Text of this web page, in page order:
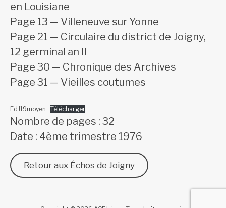
en Louisiane
Page 13 — Villeneuve sur Yonne
Page 21 — Circulaire du district de Joigny,
12 germinal an II
Page 30 — Chronique des Archives
Page 31 — Vieilles coutumes
EdJ19moyen Télécharger
Nombre de pages : 32
Date : 4ème trimestre 1976
Retour aux Échos de Joigny